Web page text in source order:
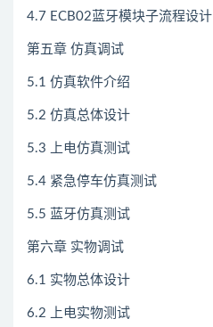
4.7 ECB02蓝牙模块子流程设计
第五章 仿真调试
5.1 仿真软件介绍
5.2 仿真总体设计
5.3 上电仿真测试
5.4 紧急停车仿真测试
5.5 蓝牙仿真测试
第六章 实物调试
6.1 实物总体设计
6.2 上电实物测试